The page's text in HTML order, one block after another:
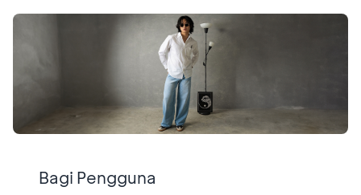
Bagi Pengguna